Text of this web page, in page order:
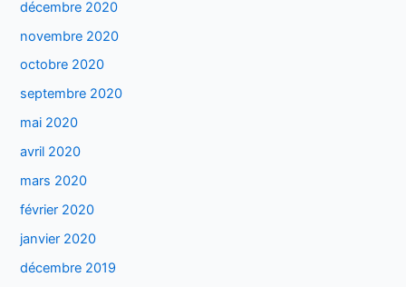
décembre 2020
novembre 2020
octobre 2020
septembre 2020
mai 2020
avril 2020
mars 2020
février 2020
janvier 2020
décembre 2019